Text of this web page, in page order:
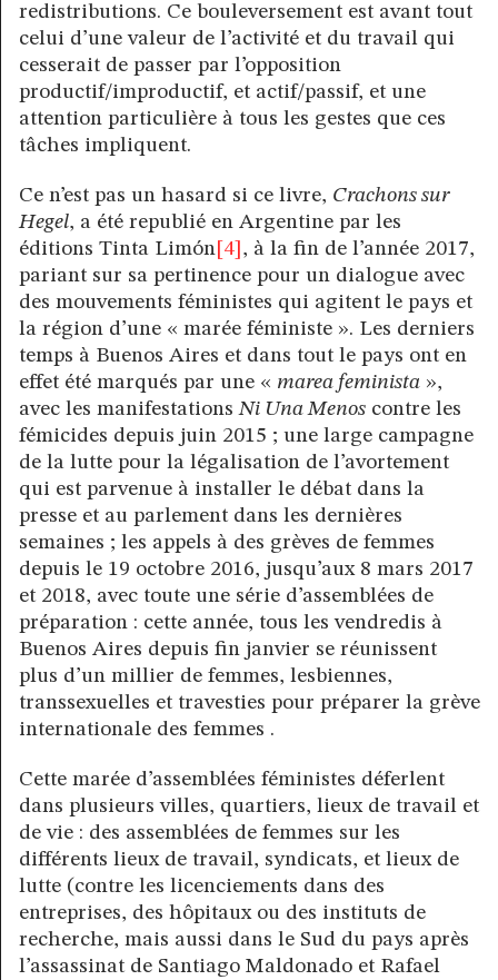
redistributions. Ce bouleversement est avant tout
celui d’une valeur de l’activité et du travail qui
cesserait de passer par l’opposition
productif/improductif, et actif/passif, et une
attention particulière à tous les gestes que ces
tâches impliquent.
Ce n’est pas un hasard si ce livre, Crachons sur
Hegel, a été republié en Argentine par les
éditions Tinta Limón [4] , à la fin de l’année 2017,
pariant sur sa pertinence pour un dialogue avec
des mouvements féministes qui agitent le pays et
la région d’une « marée féministe ». Les derniers
temps à Buenos Aires et dans tout le pays ont en
effet été marqués par une « marea feminista »,
avec les manifestationsNi Una Menos contre les
fémicides depuis juin 2015 ; une large campagne
de la lutte pour la légalisation de l’avortement
qui est parvenue à installer le débat dans la
presse et au parlement dans les dernières
semaines ; les appels à des grèves de femmes
depuis le 19 octobre 2016, jusqu’aux 8 mars 2017
et 2018, avec toute une série d’assemblées de
préparation : cette année, tous les vendredis à
Buenos Aires depuis fin janvier se réunissent
plus d’un millier de femmes, lesbiennes,
transsexuelles et travesties pour préparer la grève
internationale des femmes .
Cette marée d’assemblées féministes déferlent
dans plusieurs villes, quartiers, lieux de travail et
de vie : des assemblées de femmes sur les
différents lieux de travail, syndicats, et lieux de
lutte (contre les licenciements dans des
entreprises, des hôpitaux ou des instituts de
recherche, mais aussi dans le Sud du pays après
l’assassinat de Santiago Maldonado et Rafael